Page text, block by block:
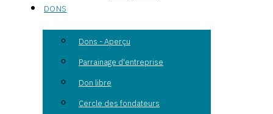
DONS
Dons - Aperçu
Parrainage d'entreprise
Don libre
Cercle des fondateurs